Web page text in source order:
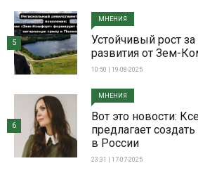
МНЕНИЯ
Устойчивый рост
развития от Зем-
10:50 | 19-08-2025
5
МНЕНИЯ
Вот это новости:
предлагает
в России
23:31 | 17-07-2025
6